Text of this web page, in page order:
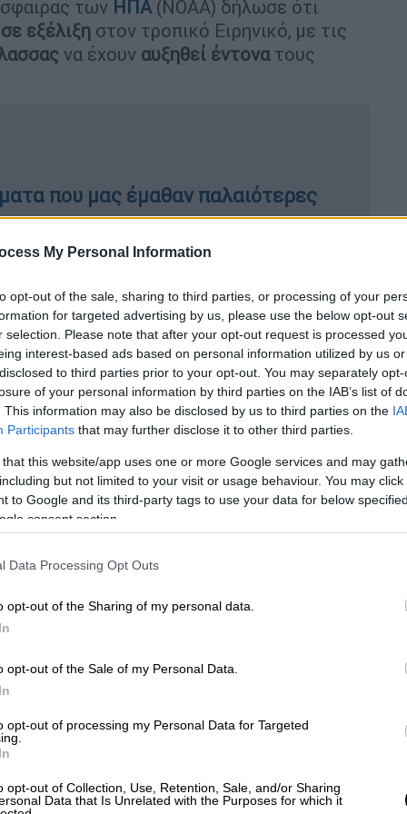
My Personal Information
opt-out of the sale, sharing to third parties, or processing of your
for targeted advertising by us, please use the below opt-out
selection. Please note that after your opt-out request is processed
interest-based ads based on personal information utilized by us
to third parties prior to your opt-out. You may separately
of your personal information by third parties on the IAB’s list of
This information may also be disclosed by us to third parties on the
Participants that may further disclose it to other third parties.
that this website/app uses one or more Google services and may
but not limited to your visit or usage behaviour. You may
to Google and its third-party tags to use your data for below
consent section.
Data Processing Opt Outs
opt-out of the Sharing of my personal data.
opt-out of the Sale of my Personal Data.
opt-out of processing my Personal Data for Targeted
opt-out of Collection, Use, Retention, Sale, and/or Sharing
Data that Is Unrelated with the Purposes for which it
των ΗΠΑ (NOAA) δήλωσε ότι
εξέλιξη στον τροπικό Ειρηνικό, με τις
να έχουν αυξηθεί έντονατους
που μας έμαθαν παλαιότερες
ρεκόρ: Οι επιστήμονες
- Τι είναι, οι επιπτώσεις
δείχνουνότι αυτό μπορεί να εξελιχθεί
ακόμη και να συγκαταλέγεται μεταξύ των
Ερχόμενο πάνω από δεκαετίες
να φέρει ακόμη μία χρονιά-ρεκόρ
στον καιρό, στις προμήθειες
συνεχιστούν μέσα σε εκείνη τη χρονιά
έκπληξη, καθώς οι μετεωρολόγοι
το τέλος του
Οι θερμοκρασίες της επιφάνειας της
έχουν πλέον
μέσο όρο, το οποίο χρησιμοποιούν οι
ένα φαινόμενο Ελ Νίνιο.
τελευταίο μήνα, όπως δείχνουν οι
(SSTs)
Ωκεανό», ανέφερε η υπηρεσία. Η
πάνω από τον ισημερινό Ειρηνικό